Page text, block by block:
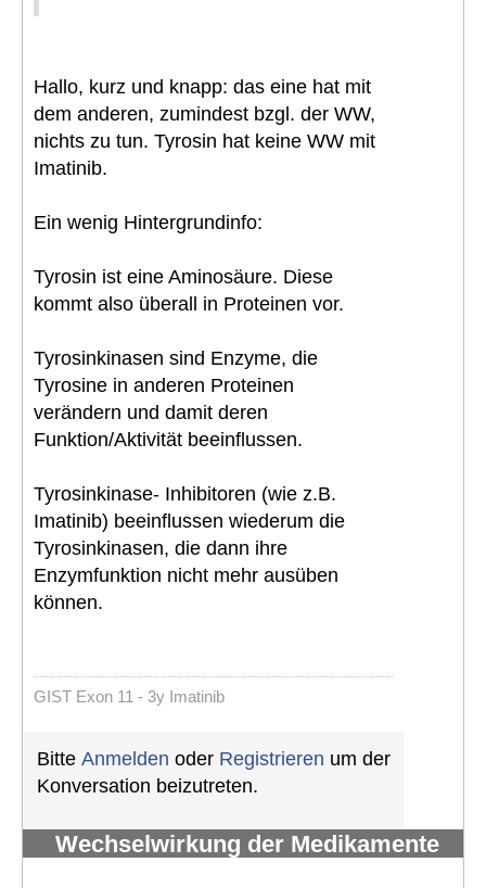
Hallo, kurz und knapp: das eine hat mit
dem anderen, zumindest bzgl. der WW,
nichts zu tun. Tyrosin hat keine WW mit
Imatinib.
Ein wenig Hintergrundinfo:
Tyrosin ist eine Aminosäure. Diese
kommt also überall in Proteinen vor.
Tyrosinkinasen sind Enzyme, die
Tyrosine in anderen Proteinen
verändern und damit deren
Funktion/Aktivität beeinflussen.
Tyrosinkinase- Inhibitoren (wie z.B.
Imatinib) beeinflussen wiederum die
Tyrosinkinasen, die dann ihre
Enzymfunktion nicht mehr ausüben
können.
GIST Exon 11 - 3y Imatinib
Bitte Anmelden oder Registrieren um der
Konversation beizutreten.
Wechselwirkung der Medikamente